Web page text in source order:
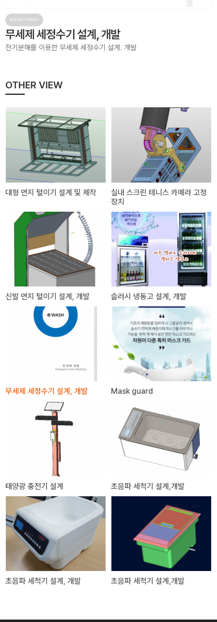
INDUSTRIAL PRODUCTS
무세제 세정수기 설계, 개발
전기분해를 이용한 무세제 세정수기 설계. 개발
OTHER VIEW
대형 먼지 털이기 설계 및 제작
실내 스크린 테니스 카메라 고정
장치
신발 먼지 털이기 설계, 개발 슬러시 냉동고 설계, 개발
무세제 세정수기 설계, 개발 Mask guard
태양광 충전기 설계 초음파 세척기 설계,개발
초음파 세척기 설계, 개발 초음파 세척기 설계,개발